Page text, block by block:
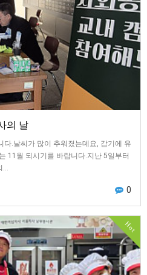
의 날
다.날씨가 많이 추워졌는데요, 감기에 유
11월 되시기를 바랍니다.지난 5일부터
…
0
Hot